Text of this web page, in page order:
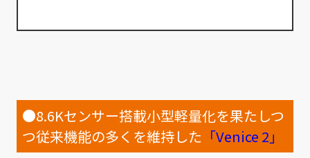
●8.6Kセンサー搭載小型軽量化を果たしつ
つ従来機能の多くを維持した 「Venice 2」